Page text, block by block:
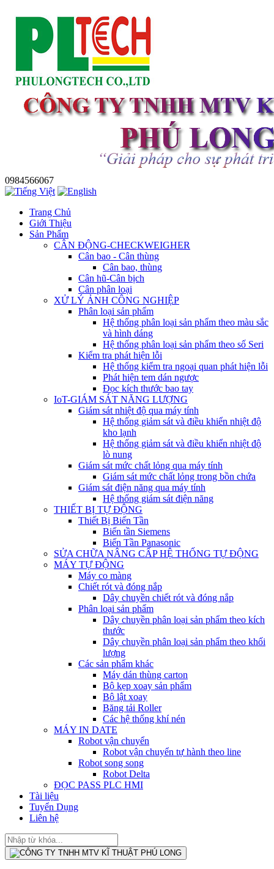
0984566067
Trang Chủ
Giới Thiệu
Sản Phẩm
CÂN ĐỘNG-CHECKWEIGHER
Cân bao - Cân thùng
Cân bao, thùng
Cân hũ-Cân bịch
Cân phân loại
XỬ LÝ ẢNH CÔNG NGHIỆP
Phân loại sản phẩm
Hệ thống phân loại sản phẩm theo màu sắc
và hình dáng
Hệ thống phân loại sản phẩm theo số Seri
Kiểm tra phát hiện lỗi
Hệ thống kiểm tra ngoại quan phát hiện lỗi
Phát hiện tem dán ngược
Đọc kích thước bao tay
IoT-GIÁM SÁT NĂNG LƯỢNG
Giám sát nhiệt độ qua máy tính
Hệ thống giảm sát và điều khiển nhiệt độ
kho lạnh
Hệ thống giảm sát và điều khiển nhiệt độ
lò nung
Giám sát mức chất lỏng qua máy tính
Giám sát mức chất lỏng trong bồn chứa
Giám sát điện năng qua máy tính
Hệ thống giám sát điện năng
THIẾT BỊ TỰ ĐỘNG
Thiết Bị Biến Tần
Biến tần Siemens
Biến Tần Panasonic
SỬA CHỮA NÂNG CẤP HỆ THỐNG TỰ ĐỘNG
MÁY TỰ ĐỘNG
Máy co màng
Chiết rót và đóng nắp
Dây chuyền chiết rót và đóng nắp
Phân loại sản phẩm
Dây chuyền phân loại sản phẩm theo kích
thước
Dây chuyền phân loại sản phẩm theo khối
lượng
Các sản phẩm khác
Máy dán thùng carton
Bộ kẹp xoay sản phẩm
Bộ lật xoay
Băng tải Roller
Các hệ thống khí nén
MÁY IN DATE
Robot vận chuyển
Robot vận chuyển tự hành theo line
Robot song song
Robot Delta
ĐỌC PASS PLC HMI
Tài liệu
Tuyển Dụng
Liên hệ